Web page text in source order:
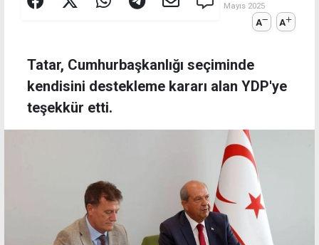
Mayıs 2025
A A
Tatar, Cumhurbaşkanlığı seçiminde
kendisini destekleme kararı alan YDP'ye
teşekkür etti.